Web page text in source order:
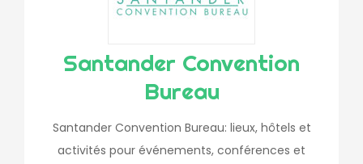
Santander Convention
Bureau
Santander Convention Bureau: lieux, hôtels et
activités pour événements, conférences et